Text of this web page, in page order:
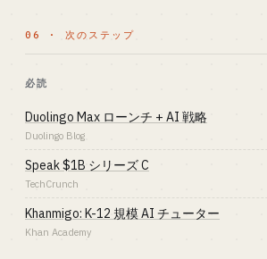
06 · 次のステップ
必読
Duolingo Max ローンチ + AI 戦略
Duolingo Blog
Speak $1B シリーズ C
TechCrunch
Khanmigo: K-12 規模 AI チューター
Khan Academy